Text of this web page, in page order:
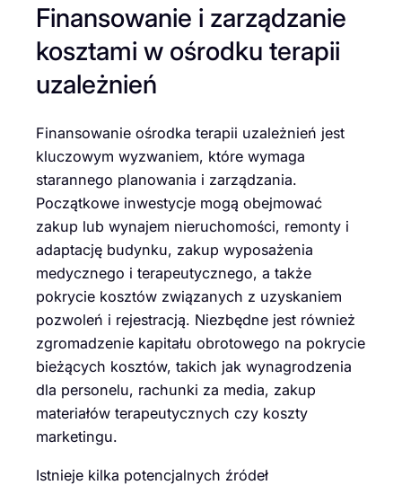
Finansowanie i zarządzanie
kosztami w ośrodku terapii
uzależnień
Finansowanie ośrodka terapii uzależnień jest
kluczowym wyzwaniem, które wymaga
starannego planowania i zarządzania.
Początkowe inwestycje mogą obejmować
zakup lub wynajem nieruchomości, remonty i
adaptację budynku, zakup wyposażenia
medycznego i terapeutycznego, a także
pokrycie kosztów związanych z uzyskaniem
pozwoleń i rejestracją. Niezbędne jest również
zgromadzenie kapitału obrotowego na pokrycie
bieżących kosztów, takich jak wynagrodzenia
dla personelu, rachunki za media, zakup
materiałów terapeutycznych czy koszty
marketingu.
Istnieje kilka potencjalnych źródeł